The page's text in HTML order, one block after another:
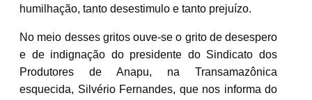
humilhação, tanto desestimulo e tanto prejuízo.
No meio desses gritos ouve-se o grito de desespero
e de indignação do presidente do Sindicato dos
Produtores de Anapu, na Transamazônica
esquecida, Silvério Fernandes, que nos informa do